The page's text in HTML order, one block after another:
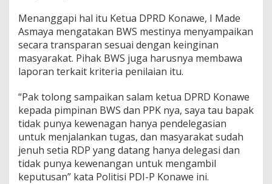
Menanggapi hal itu Ketua DPRD Konawe, I Made
Asmaya mengatakan BWS mestinya menyampaikan
secara transparan sesuai dengan keinginan
masyarakat. Pihak BWS juga harusnya membawa
laporan terkait kriteria penilaian itu.
“Pak tolong sampaikan salam ketua DPRD Konawe
kepada pimpinan BWS dan PPK nya, saya tau bapak
tidak punya kewenagan hanya pendelegasian
untuk menjalankan tugas, dan masyarakat sudah
jenuh setia RDP yang datang hanya delegasi dan
tidak punya kewenangan untuk mengambil
keputusan” kata Politisi PDI-P Konawe ini.